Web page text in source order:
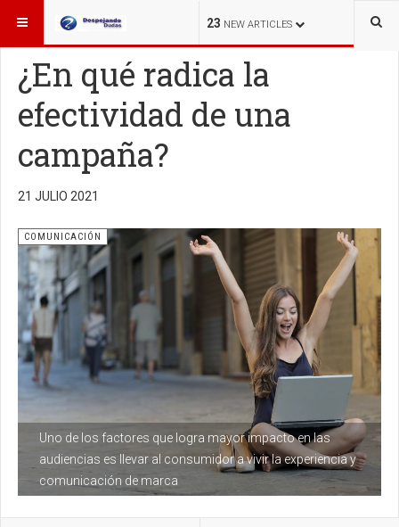
23 NEW ARTICLES
ESTÁ AQUÍ: OTROS TEMAS COMUNICACIÓN
¿En qué radica la
efectividad de una
campaña?
21 JULIO 2021
Uno de los factores que logra mayor impacto en las
audiencias es llevar al consumidor a vivir la experiencia y
comunicación de marca
COMUNICACIÓN